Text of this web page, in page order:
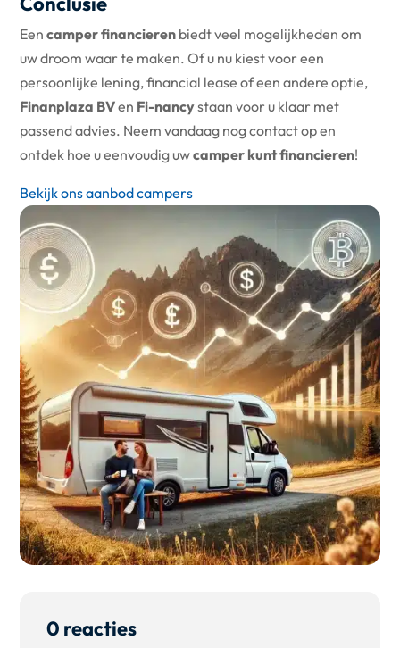
Eencamper financieren biedt veel mogelijkheden om
uw droom waar te maken. Of u nu kiest voor een
persoonlijke lening, financial lease of een andere optie,
Finanplaza BVen Fi-nancystaan voor u klaar met
passend advies. Neem vandaag nog contact op en
ontdek hoe u eenvoudig uwcamper kunt financieren!
Bekijk ons aanbod campers
0 reacties